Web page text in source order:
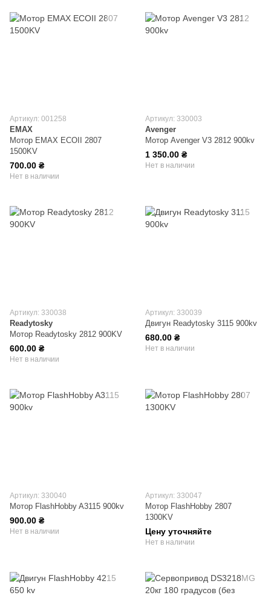
Артикул: 001258
EMAX
Мотор EMAX ECOII 2807
1500KV
700.00 ₴
Нет в наличии
Артикул: 330003
Avenger
Мотор Avenger V3 2812 900kv
1 350.00 ₴
Нет в наличии
Артикул: 330038
Readytosky
Мотор Readytosky 2812 900KV
600.00 ₴
Нет в наличии
Артикул: 330039
Двигун Readytosky 3115 900kv
680.00 ₴
Нет в наличии
Артикул: 330040
Мотор FlashHobby A3115 900kv
900.00 ₴
Нет в наличии
Артикул: 330047
Мотор FlashHobby 2807
1300KV
Цену уточняйте
Нет в наличии